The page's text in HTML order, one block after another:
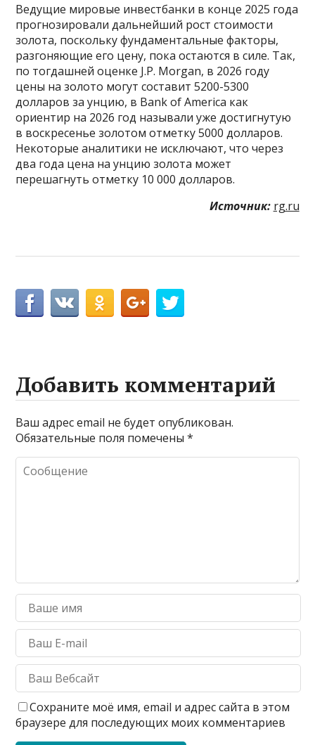
Ведущие мировые инвестбанки в конце 2025 года
прогнозировали дальнейший рост стоимости
золота, поскольку фундаментальные факторы,
разгоняющие его цену, пока остаются в силе. Так,
по тогдашней оценке J.P. Morgan, в 2026 году
цены на золото могут составит 5200-5300
долларов за унцию, в Bank of America как
ориентир на 2026 год называли уже достигнутую
в воскресенье золотом отметку 5000 долларов.
Некоторые аналитики не исключают, что через
два года цена на унцию золота может
перешагнуть отметку 10 000 долларов.
Источник: rg.ru
Добавить комментарий
Ваш адрес email не будет опубликован.
Обязательные поля помечены*
Сохраните моё имя, email и адрес сайта в этом
браузере для последующих моих комментариев